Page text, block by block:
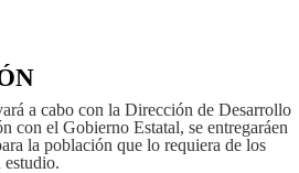
a cabo con la Dirección de Desarrollo
con el Gobierno Estatal, se entregaráen
la población que lo requiera de los
estudio.